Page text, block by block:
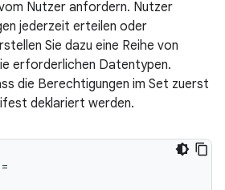
Nutzer anfordern. Nutzer
jederzeit erteilen oder
Sie dazu eine Reihe von
erforderlichen Datentypen.
die Berechtigungen im Set zuerst
deklariert werden.
=